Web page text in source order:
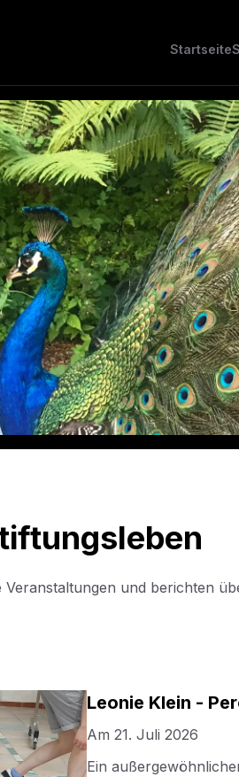
Startseite
und berichten
Leonie Klein -
Am 21. Juli 2026
Ein